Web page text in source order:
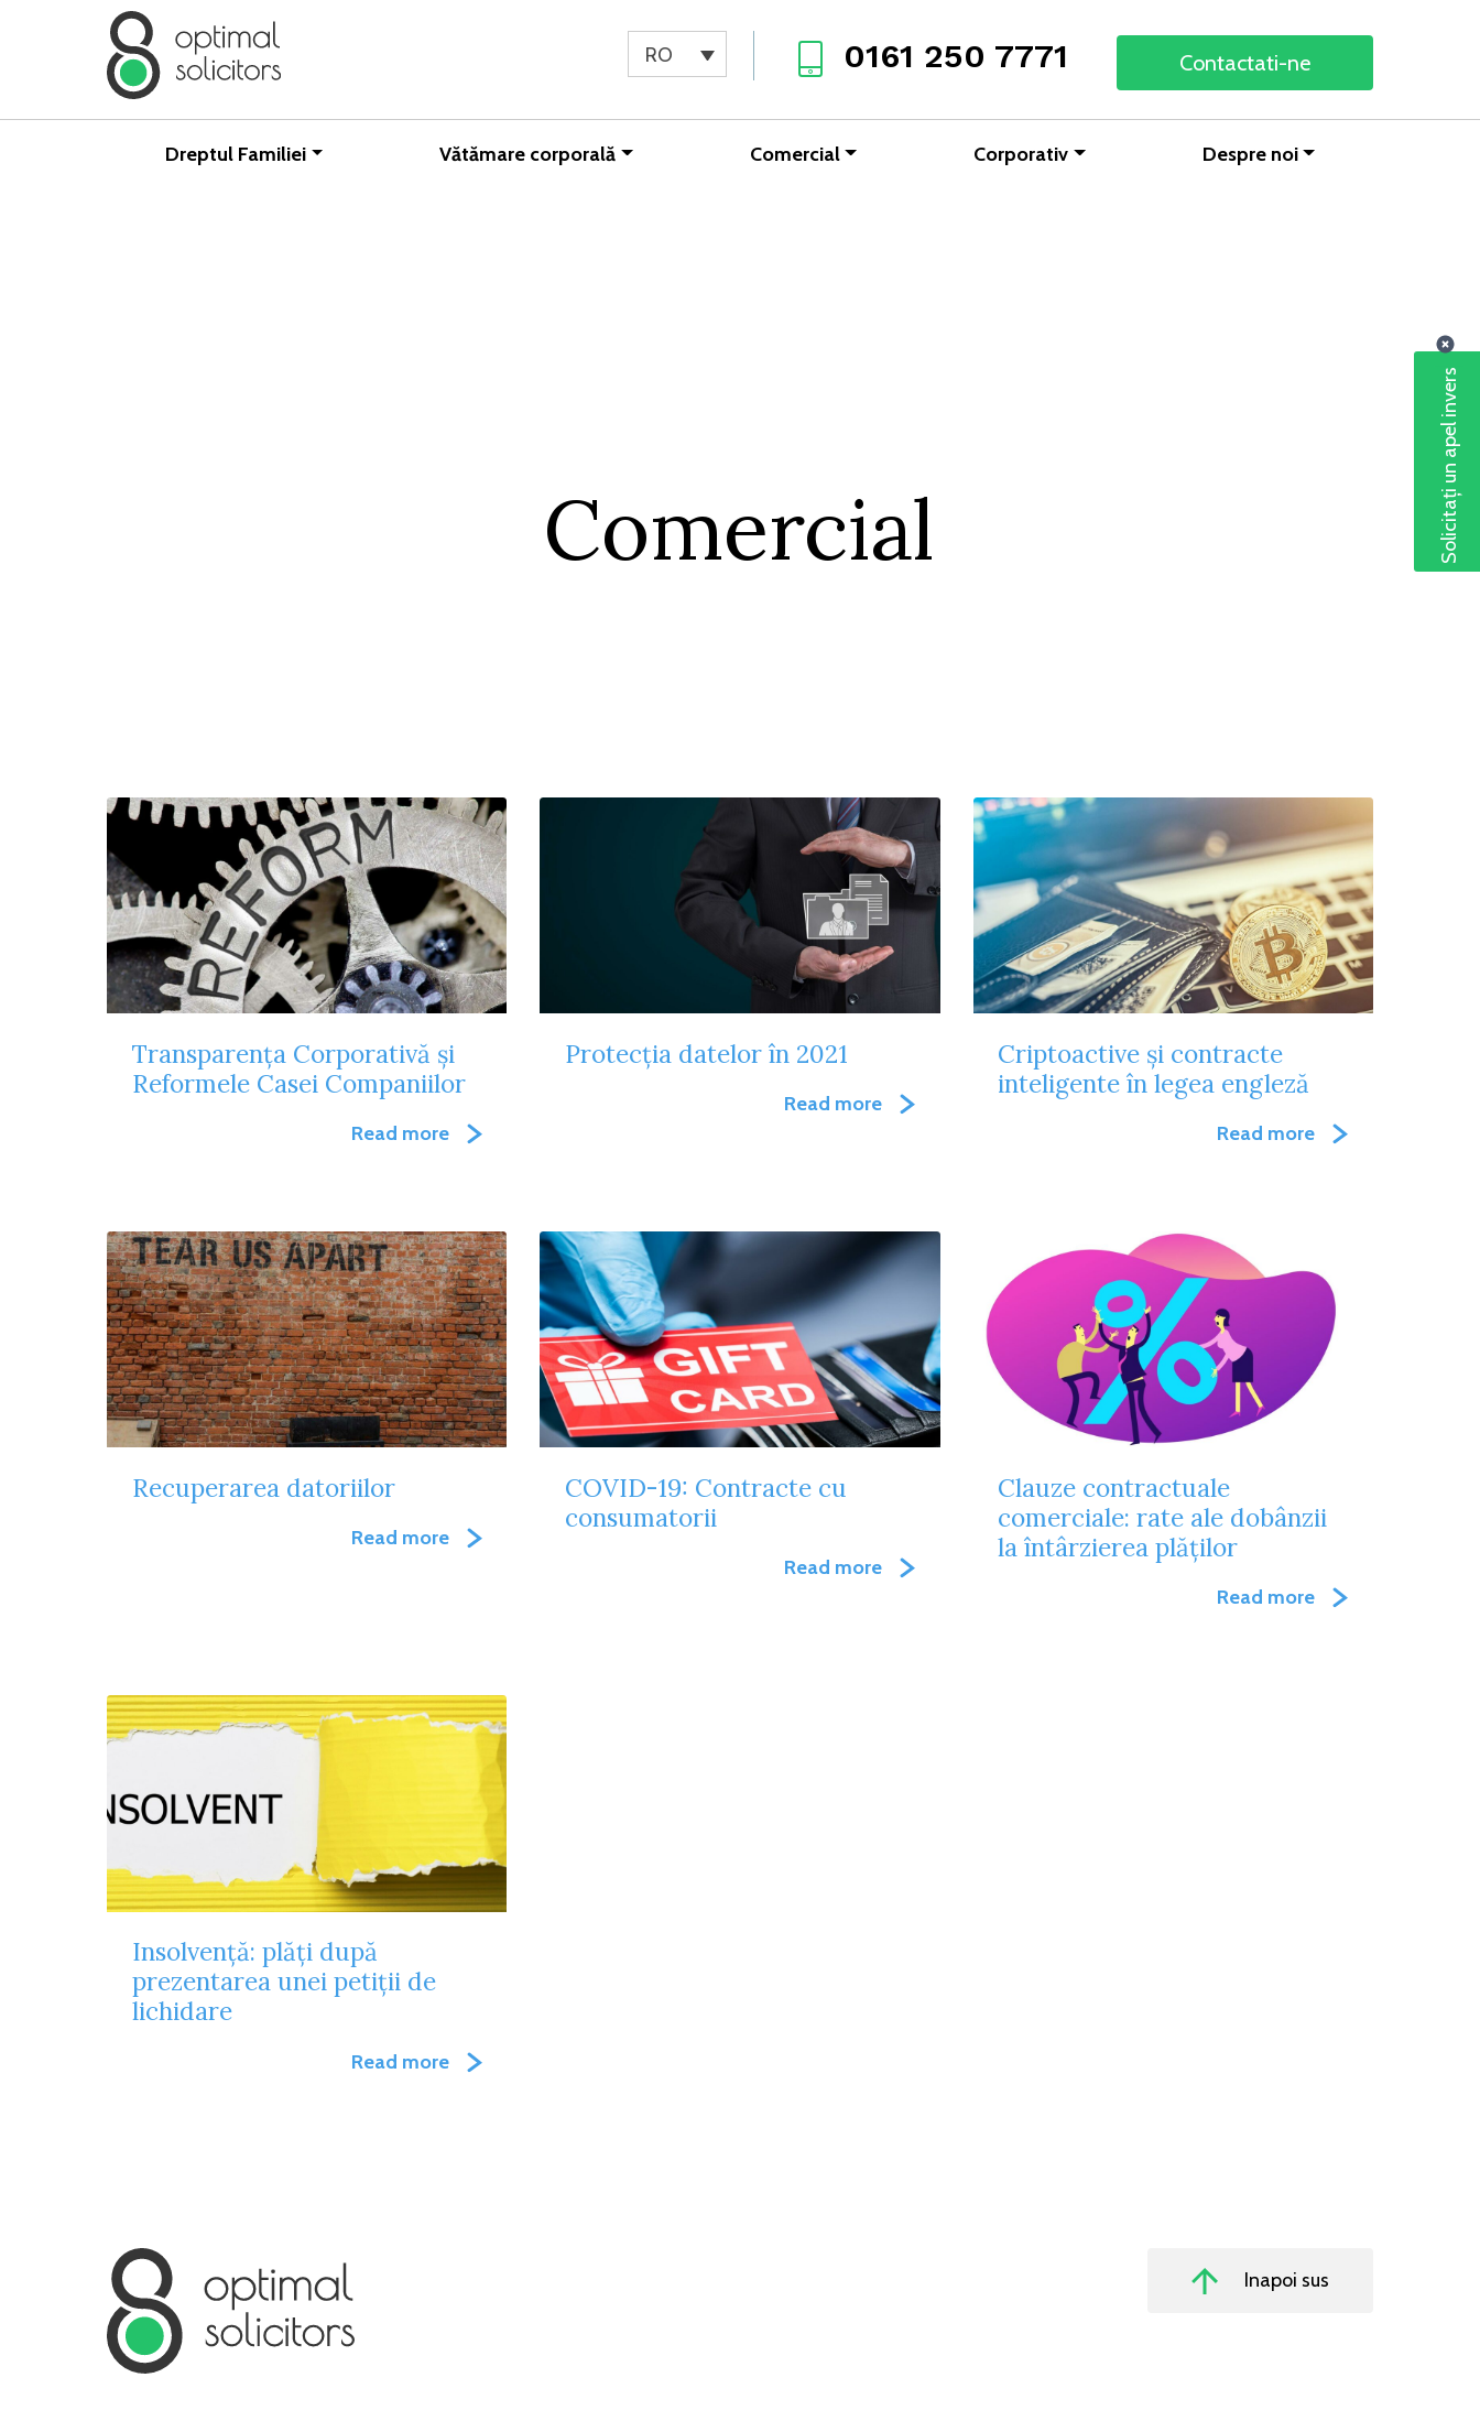
0161 250 7771 Contactati-ne
RO
Dreptul Familiei Vătămare corporală Comercial Corporativ Despre noi
Comercial
Transparența Corporativă și
Reformele Casei Companiilor
Read more
Protecția datelor în 2021
Read more
Criptoactive și contracte
inteligente în legea engleză
Read more
Recuperarea datoriilor
Read more
COVID-19: Contracte cu
consumatorii
Read more
Clauze contractuale
comerciale: rate ale dobânzii
la întârzierea plăților
Read more
Insolvență: plăți după
prezentarea unei petiții de
lichidare
Read more
Inapoi sus
Solicitați un apel invers